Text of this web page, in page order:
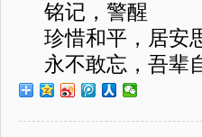
铭记，警醒
珍惜和平，居安
永不敢忘，吾辈